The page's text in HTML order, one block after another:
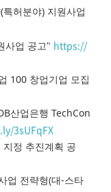
허분야) 지원사업
사업 공고" https://
100 창업기업 모집
산업은행 TechCon
3sUFqFX
정 추진계획 공
업 전략형(대-스타